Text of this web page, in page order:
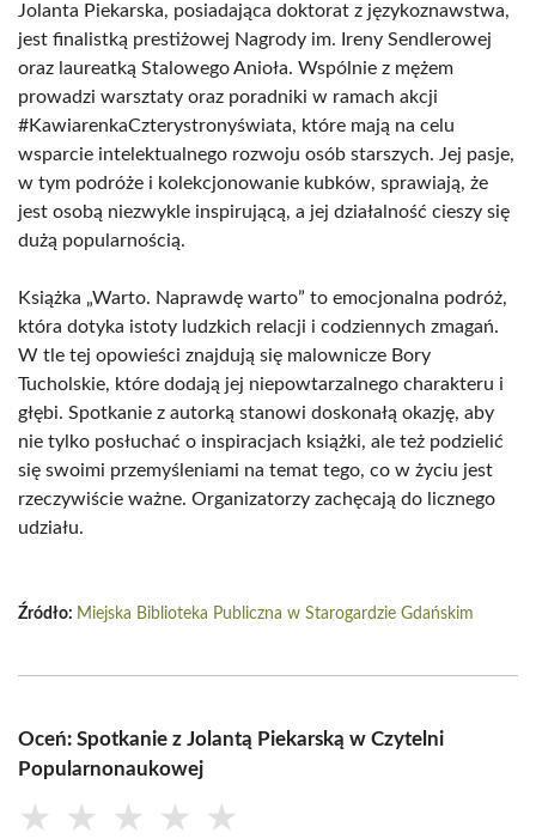
Jolanta Piekarska, posiadająca doktorat z językoznawstwa,
jest finalistką prestiżowej Nagrody im. Ireny Sendlerowej
oraz laureatką Stalowego Anioła. Wspólnie z mężem
prowadzi warsztaty oraz poradniki w ramach akcji
#KawiarenkaCzterystronyświata, które mają na celu
wsparcie intelektualnego rozwoju osób starszych. Jej pasje,
w tym podróże i kolekcjonowanie kubków, sprawiają, że
jest osobą niezwykle inspirującą, a jej działalność cieszy się
dużą popularnością.
Książka „Warto. Naprawdę warto” to emocjonalna podróż,
która dotyka istoty ludzkich relacji i codziennych zmagań.
W tle tej opowieści znajdują się malownicze Bory
Tucholskie, które dodają jej niepowtarzalnego charakteru i
głębi. Spotkanie z autorką stanowi doskonałą okazję, aby
nie tylko posłuchać o inspiracjach książki, ale też podzielić
się swoimi przemyśleniami na temat tego, co w życiu jest
rzeczywiście ważne. Organizatorzy zachęcają do licznego
udziału.
Źródło: Miejska Biblioteka Publiczna w Starogardzie Gdańskim
Oceń: Spotkanie z Jolantą Piekarską w Czytelni
Popularnonaukowej
★ ★ ★ ★ ★